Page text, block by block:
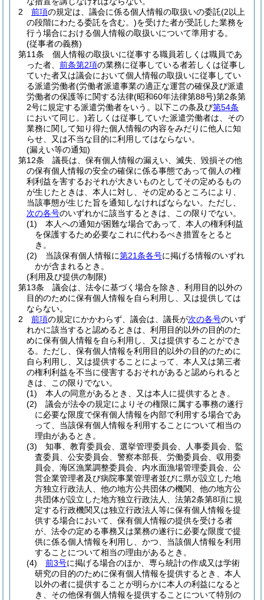
2
前項の規定は、議会に係る個人情報の取扱いの委託(2以上
の段階にわたる委託を含む。)を受けた者が受託した業務を
行う場合における個人情報の取扱いについて準用する。
(従事者の義務)
第11条
個人情報の取扱いに従事する職員若しくは職員であ
った者、 前条第2項の業務に従事している者若しくは従事し
ていた者又は議会において個人情報の取扱いに従事してい
る派遣労働者(労働者派遣事業の適正な運営の確保及び派遣
労働者の保護等に関する法律(昭和60年法律第88号)第2条第
2号に規定する派遣労働者をいう。以下この条及び第54条
において同じ。)若しくは従事していた派遣労働者は、その
業務に関して知り得た個人情報の内容をみだりに他人に知
らせ、又は不当な目的に利用してはならない。
(漏えい等の通知)
第12条
議長は、保有個人情報の漏えい、滅失、毀損その他
の保有個人情報の安全の確保に係る事態であって個人の権
利利益を害するおそれが大きいものとしてその定めるもの
が生じたときは、本人に対し、その定めるところにより、
当該事態が生じた旨を通知しなければならない。 ただし、
次の各号のいずれかに該当するときは、この限りでない。
(1)
本人への通知が困難な場合であって、本人の権利利益
を保護するため必要なこれに代わるべき措置をとると
き。
(2)
当該保有個人情報に第21条各号に掲げる情報のいずれ
かが含まれるとき。
(利用及び提供の制限)
第13条
議会は、法令に基づく場合を除き、利用目的以外の
目的のために保有個人情報を自ら利用し、又は提供しては
ならない。
2
前項の規定にかかわらず、議会は、議長が次の各号のいず
れかに該当すると認めるときは、利用目的以外の目的のた
めに保有個人情報を自ら利用し、又は提供することができ
る。 ただし、保有個人情報を利用目的以外の目的のために
自ら利用し、又は提供することによって、本人又は第三者
の権利利益を不当に侵害するおそれがあると認められると
きは、この限りでない。
(1)
本人の同意があるとき、又は本人に提供するとき。
(2)
議会が法令の規定によりその権限に属する事務の遂行
に必要な限度で保有個人情報を内部で利用する場合であ
って、当該保有個人情報を利用することについて相当の
理由があるとき。
(3)
知事、教育委員会、選挙管理委員会、人事委員会、監
査委員、公安委員会、警察本部長、労働委員会、収用委
員会、海区漁業調整委員会、内水面漁場管理委員会、公
営企業管理者及び病院事業管理者並びに県が設立した地
方独立行政法人、他の地方公共団体の機関、他の地方公
共団体が設立した地方独立行政法人、法第2条第8項に規
定する行政機関又は独立行政法人等に保有個人情報を提
供する場合において、保有個人情報の提供を受ける者
が、法令の定める事務又は業務の遂行に必要な限度で提
供に係る個人情報を利用し、かつ、当該個人情報を利用
することについて相当の理由があるとき。
(4)
前3号に掲げる場合のほか、専ら統計の作成又は学術
研究の目的のために保有個人情報を提供するとき、本人
以外の者に提供することが明らかに本人の利益になると
き、その他保有個人情報を提供することについて特別の